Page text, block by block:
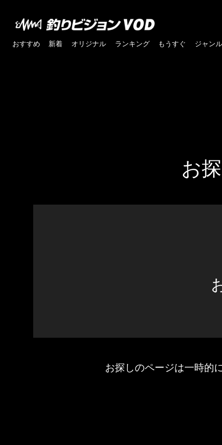
おすすめ 新着 オリジナル ランキング もうすぐ ジャンル
お
お探しのページは一時的